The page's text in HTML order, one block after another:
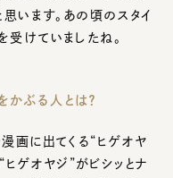
います。あの頃のスタイ
受けていましたね。
かぶる人とは？
画に出てくる“ヒゲオヤ
ヒゲオヤジ”がビシッとナ